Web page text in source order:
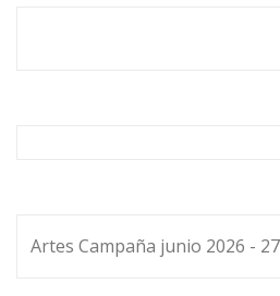
Artes Campaña junio 2026 - 27